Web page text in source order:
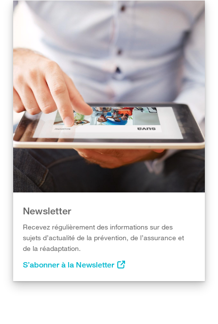
Newsletter
Recevez régulièrement des informations sur des
sujets d’actualité de la prévention, de l’assurance et
de la réadaptation.
S’abonner à la Newsletter